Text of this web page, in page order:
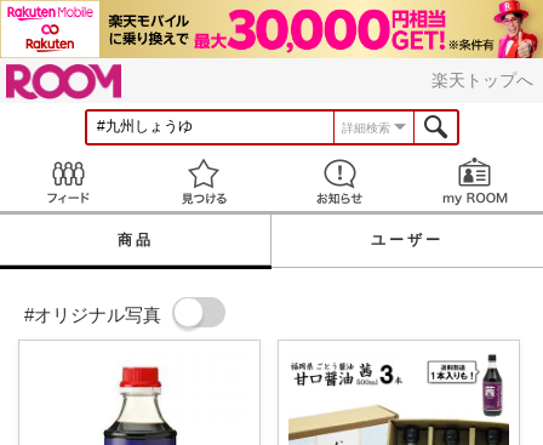
楽天トップへ
詳細検索
見つける お知らせ
商品 ユーザー
#オリジナル写真